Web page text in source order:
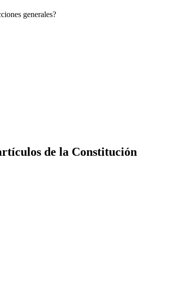
generales?
de la Constitución